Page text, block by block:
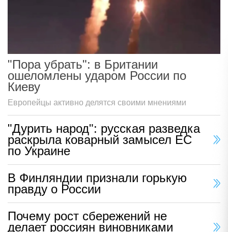
"Пора убрать": в Британии
ошеломлены ударом России по
Киеву
Европейцы активно делятся своими мнениями
"Дурить народ": русская разведка
раскрыла коварный замысел ЕС
по Украине
В Финляндии признали горькую
правду о России
Почему рост сбережений не
делает россиян виновниками